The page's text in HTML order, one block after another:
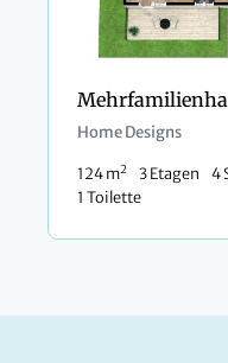
Home Designs
124 m2 3 Etagen 4
1 Toilette